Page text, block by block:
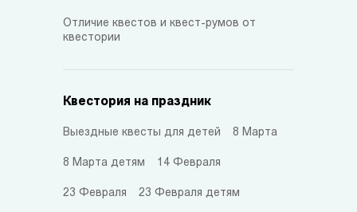
Отличие квестов и квест-румов от
квестории
Квестория на праздник
Выездные квесты для детей 8 Марта
8 Марта детям 14 Февраля
23 Февраля 23 Февраля детям